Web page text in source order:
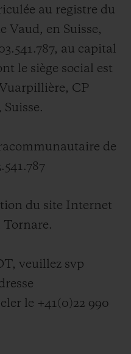
au registre du
Vaud, en Suisse,
au capital
le siège social est
CP
de
du site Internet
veuillez svp
le +41(0)22 990
BIG BANG SPIRIT OF BIG
LIGNE
DE GARANTIE